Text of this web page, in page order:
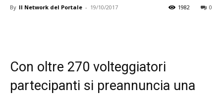
By Il Network del Portale - 19/10/2017 0
1982
Con oltre 270 volteggiatori
partecipanti si preannuncia una